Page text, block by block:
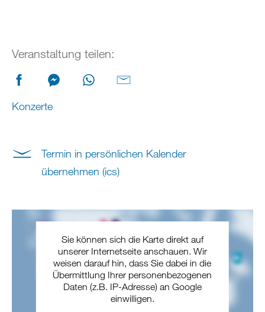
Veranstaltung teilen:
Konzerte
Termin in persönlichen Kalender
übernehmen (ics)
Sie können sich die Karte direkt auf
unserer Internetseite anschauen. Wir
weisen darauf hin, dass Sie dabei in die
Übermittlung Ihrer personenbezogenen
Daten (z.B. IP-Adresse) an Google
einwilligen.